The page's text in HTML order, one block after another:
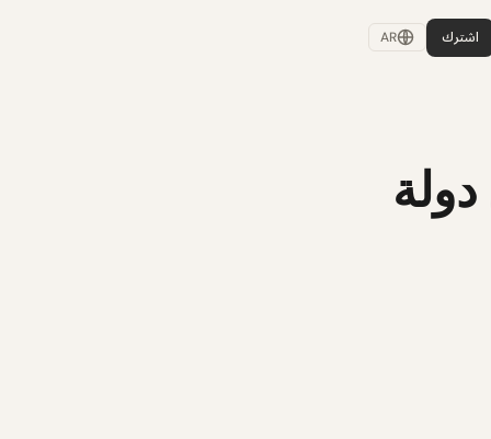
اشترك AR